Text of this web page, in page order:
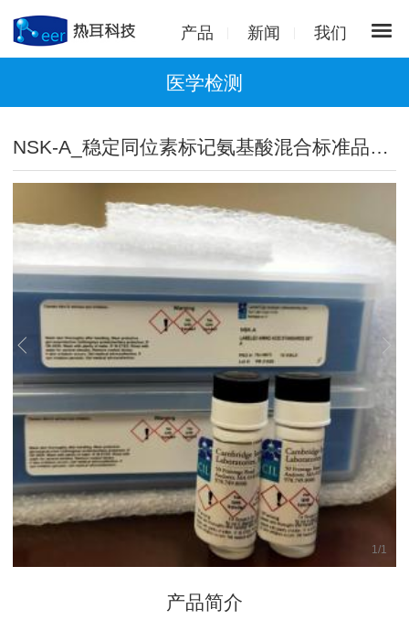
产品 新闻 我们
医学检测
NSK-A_稳定同位素标记氨基酸混合标准品套装A型
1 /1
产品简介